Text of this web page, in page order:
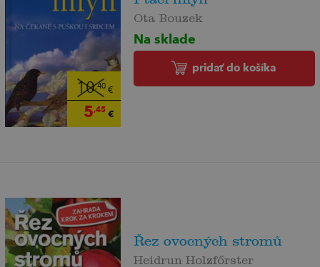
10,40€
5,45€
Ota Bouzek
Na sklade
pridať do košíka
Řez ovocných stromů
Heidrun Holzfőrster